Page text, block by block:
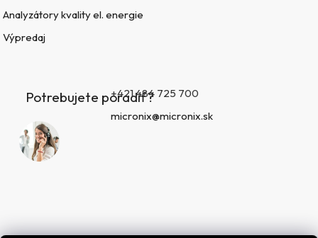
Analyzátory kvality el. energie
Výpredaj
Potrebujete poradiť?+421 484 725 700
micronix@micronix.sk